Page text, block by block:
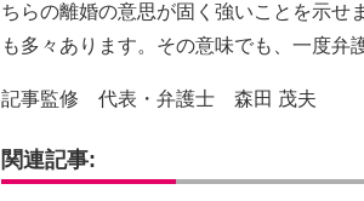
ちらの離婚の意思が固く強いことを示せ
も多々あります。その意味でも、一度弁
記事監修 代表・弁護士 森田 茂夫
関連記事: